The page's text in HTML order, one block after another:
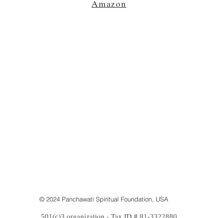
Amazon
organization - Tax ID #
© 2024 Panchawati Spiritual Foundation, USA